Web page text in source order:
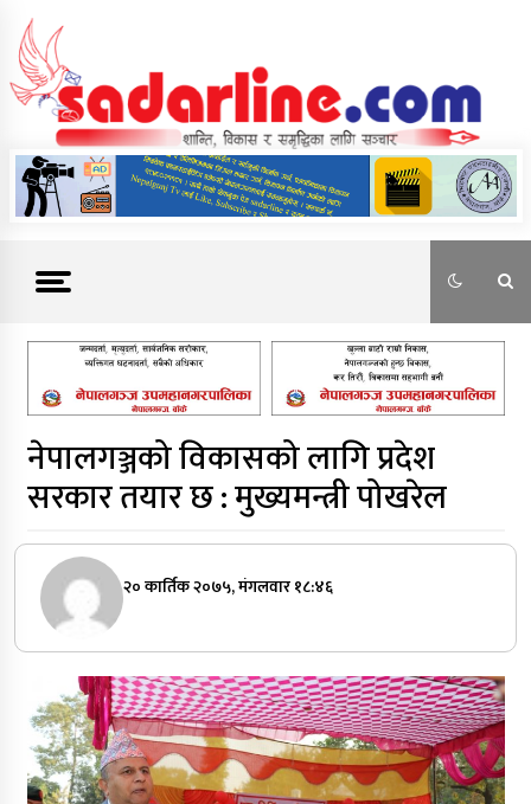
content
News For Nepal
नेपालगञ्जको विकासको लागि प्रदेश
सरकार तयार छ : मुख्यमन्त्री पोखरेल
२० कार्तिक २०७५, मंगलवार १८:४६